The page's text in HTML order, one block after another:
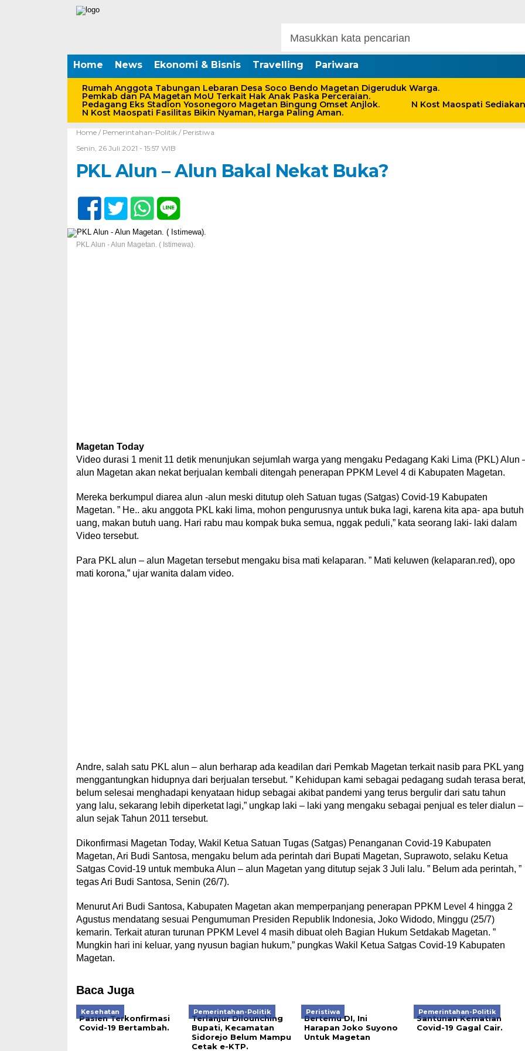
Home News Ekonomi & Bisnis Travelling Pariwara
Rumah Anggota Tabungan Lebaran Desa Soco Bendo Magetan Digeruduk Warga.
Pemkab dan PA Magetan MoU Terkait Hak Anak Paska Perceraian.
Pedagang Eks Stadion Yosonegoro Magetan Bingung Omset Anjlok. N Kost Maospati
N Kost Maospati Fasilitas Bikin Nyaman, Harga Paling Aman.
Home / Pemerintahan-Politik/ Peristiwa
Senin, 26 Juli 2021 - 15:57 WIB
PKL Alun – Alun Bakal Nekat Buka?
PKL Alun - Alun Magetan. ( Istimewa).
Magetan Today
Video durasi 1 menit 11 detik menunjukan sejumlah warga yang mengaku Pedagang Kaki Lima (PKL) Alun
alun Magetan akan nekat berjualan kembali ditengah penerapan PPKM Level 4 di Kabupaten Magetan.
Mereka berkumpul diarea alun -alun meski ditutup oleh Satuan tugas (Satgas) Covid-19 Kabupaten
Magetan. ” He.. aku anggota PKL kaki lima, mohon pengurusnya untuk buka lagi, karena kita apa- apa butuh
uang, makan butuh uang. Hari rabu mau kompak buka semua, nggak peduli,” kata seorang laki- laki dalam
Video tersebut.
Para PKL alun – alun Magetan tersebut mengaku bisa mati kelaparan. ” Mati keluwen (kelaparan.red), opo
mati korona,” ujar wanita dalam video.
Andre, salah satu PKL alun – alun berharap ada keadilan dari Pemkab Magetan terkait nasib para PKL yang
menggantungkan hidupnya dari berjualan tersebut. ” Kehidupan kami sebagai pedagang sudah terasa berat,
belum selesai menghadapi kenyataan hidup sebagai akibat pandemi yang terus bergulir dari satu tahun
yang lalu, sekarang lebih diperketat lagi,” ungkap laki – laki yang mengaku sebagai penjual es teler dialun –
alun sejak Tahun 2011 tersebut.
Dikonfirmasi Magetan Today, Wakil Ketua Satuan Tugas (Satgas) Penanganan Covid-19 Kabupaten
Magetan, Ari Budi Santosa, mengaku belum ada perintah dari Bupati Magetan, Suprawoto, selaku Ketua
Satgas Covid-19 untuk membuka Alun – alun Magetan yang ditutup sejak 3 Juli lalu. ” Belum ada perintah, ”
tegas Ari Budi Santosa, Senin (26/7).
Menurut Ari Budi Santosa, Kabupaten Magetan akan memperpanjang penerapan PPKM Level 4 hingga 2
Agustus mendatang sesuai Pengumuman Presiden Republik Indonesia, Joko Widodo, Minggu (25/7)
kemarin. Terkait aturan turunan PPKM Level 4 masih dibuat oleh Bagian Hukum Setdakab Magetan. ”
Mungkin hari ini keluar, yang nyusun bagian hukum,” pungkas Wakil Ketua Satgas Covid-19 Kabupaten
Magetan.
Baca Juga
Kesehatan
Pasien Terkonfirmasi
Covid-19 Bertambah.
Pemerintahan-Politik
Terlanjur Dilounching
Bupati, Kecamatan
Sidorejo Belum Mampu
Cetak e-KTP.
Peristiwa
Bertemu DI, Ini
Harapan Joko Suyono
Untuk Magetan
Pemerintahan-Politik
Santunan Kematian
Covid-19 Gagal Cair.